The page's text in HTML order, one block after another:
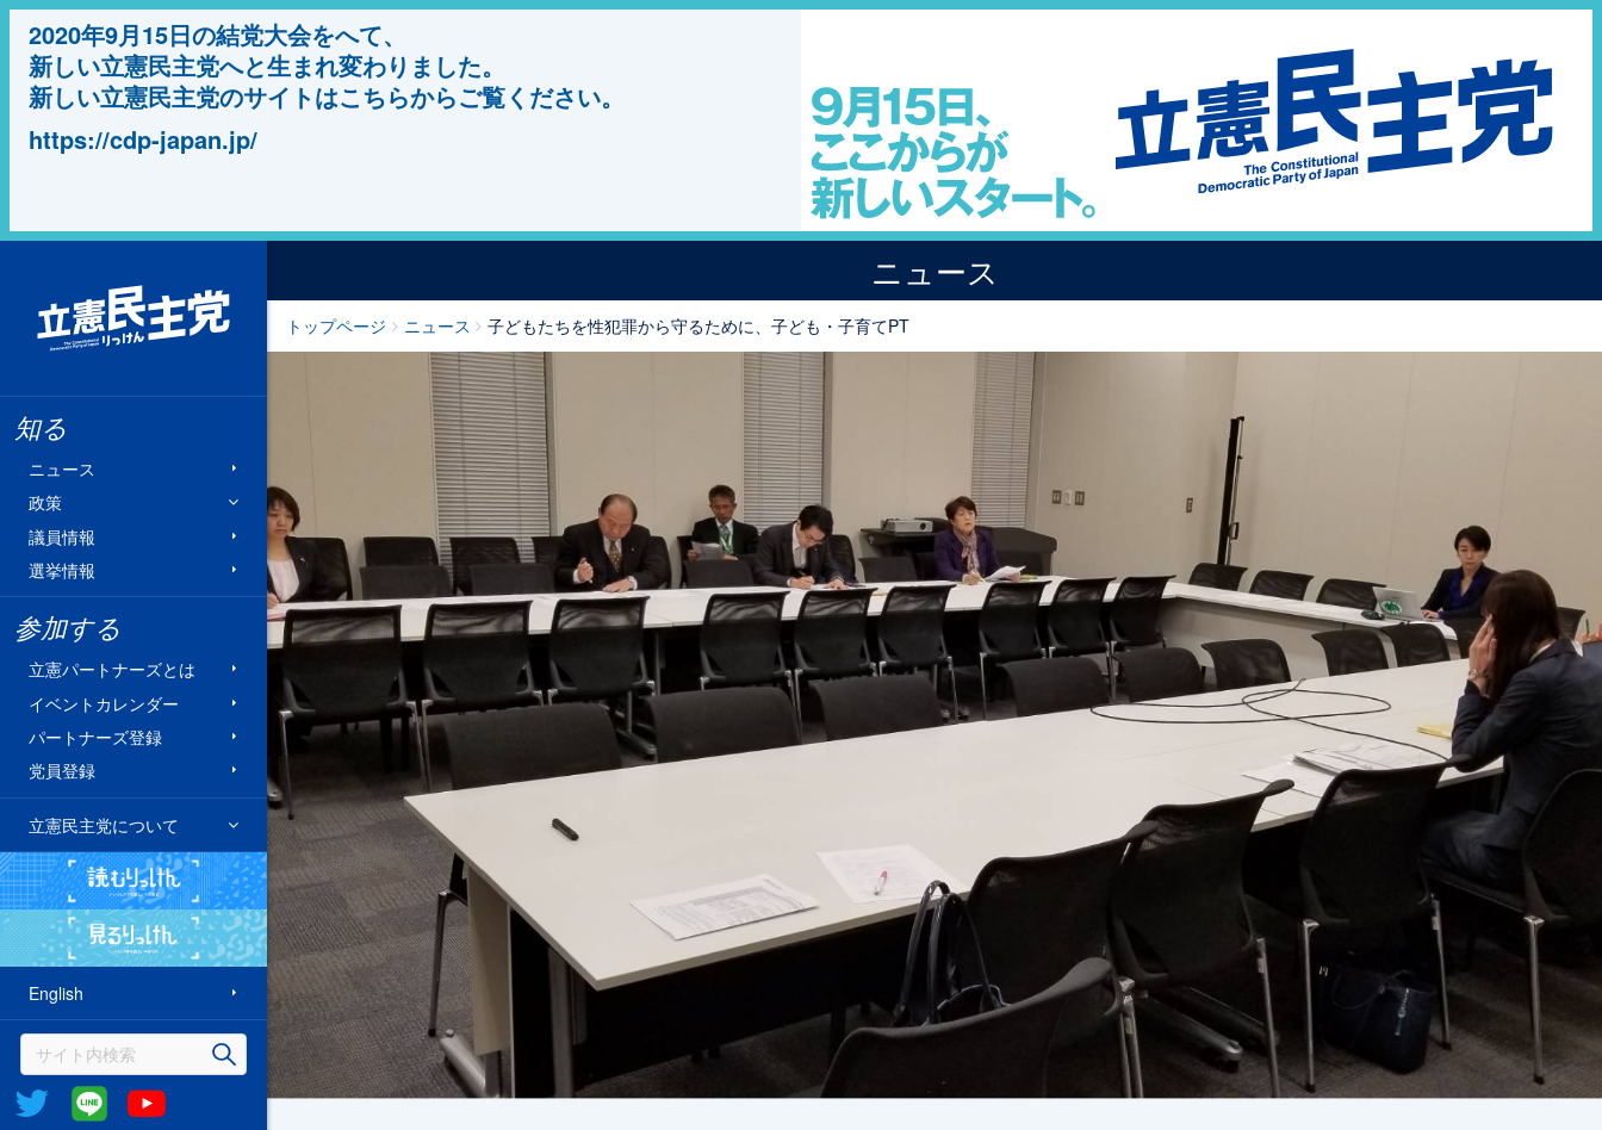
2020年9月15日の結党大会をへて、
新しい立憲民主党へと生まれ変わりました。
新しい立憲民主党のサイトはこちらからご覧ください。
https://cdp-japan.jp/
知る
ニュース
政策
議員情報
選挙情報
参加する
立憲パートナーズとは
イベントカレンダー
パートナーズ登録
党員登録
立憲民主党について
読むりっけん
見るりっけん
English
Twitter @Line
ニュース
トップページ ニュース 子どもたちを性犯罪から守るために、子ども・子育てPT